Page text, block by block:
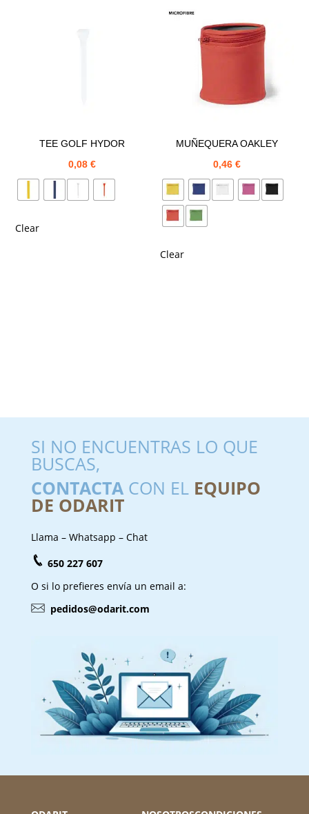
TEE GOLF HYDOR
0,08€
Clear
MUÑEQUERA OAKLEY
0,46 €
Clear
SI NO ENCUENTRAS LO QUE
BUSCAS,
CONTACTACON EL EQUIPO
DE ODARIT
Llama – Whatsapp – Chat
650 227 607
O si lo prefieres envía un email a:
pedidos@odarit.com